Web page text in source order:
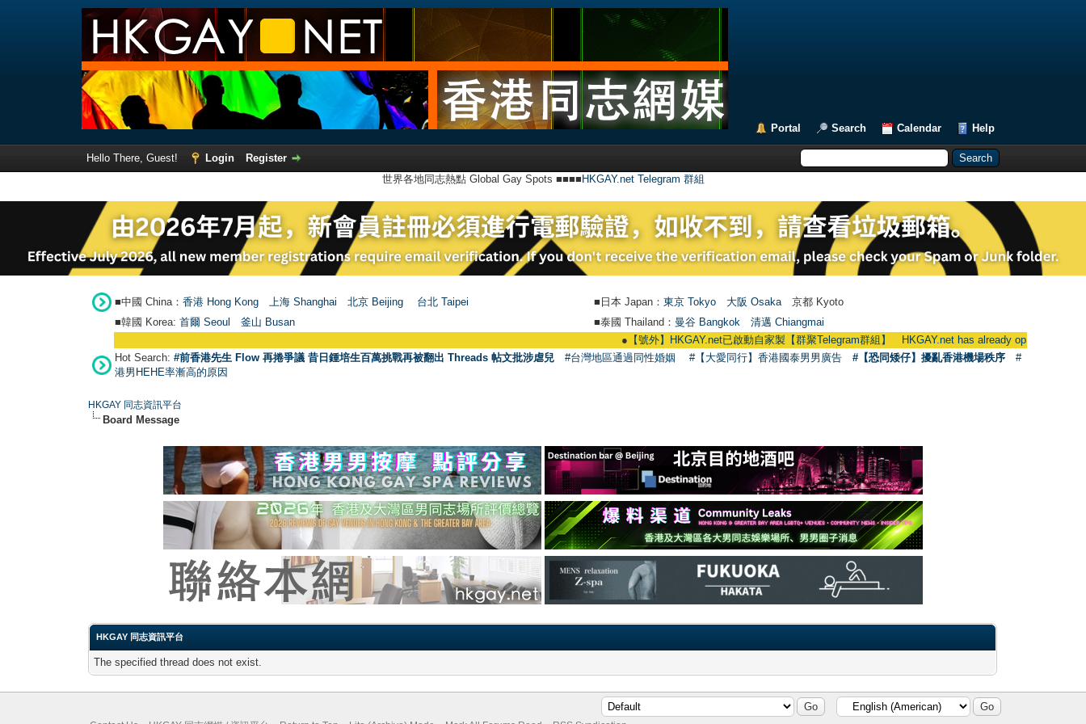
Portal Search Calendar Help
Hello There, Guest! Login
Register
世界各地同志熱點 Global Gay Spots ■■■■ HKGAY.net Telegram 群組
■中國 China： 香港 Hong Kong 上海 Shanghai 北京 Beijing 台北 Taipei ■日本 Japan： 東京 Tokyo 大阪 Osaka 京都 Kyoto
■韓國 Korea: 首爾 Seou 釜山 Busan ■泰國 Thailand： 曼谷 Bangkok
清邁 Chiangmai
【號外】HKGAY.net已啟動自家製【群聚Telegram群組】 HKGAY.net has already opened a home-
Hot Search: #前香港先生 Flow 再捲爭議 昔日鍾培生百萬挑戰再被翻出 Threads 帖文批涉虐兒 #台灣地區通過同性婚姻 #【大愛同行】香港國泰男男廣告 #【恐同矮仔】擾亂香港機場秩序
#
港男HEHE率漸高的原因
HKGAY 同志資訊平台
Board Message
HKGAY 同志資訊平台
The specified thread does not exist.